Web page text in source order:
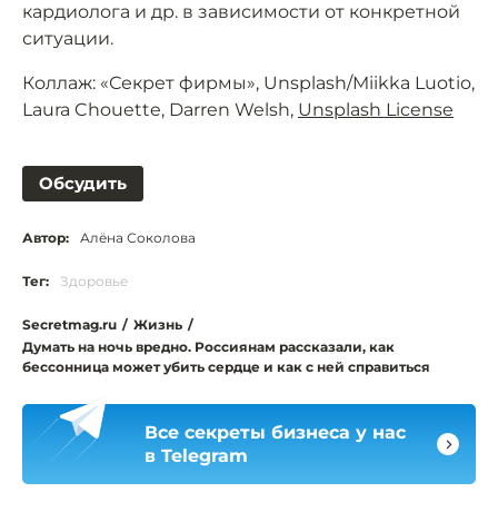
кардиолога и др. в зависимости от конкретной
ситуации.
Коллаж: «Секрет фирмы», Unsplash/Miikka Luotio,
Laura Chouette, Darren Welsh, Unsplash License
Обсудить
Автор: Алёна Соколова
Тег: Здоровье
Secretmag.ru / Жизнь /
Думать на ночь вредно. Россиянам рассказали, как
бессонница может убить сердце и как с ней справиться
Все секреты бизнеса у нас
в Telegram